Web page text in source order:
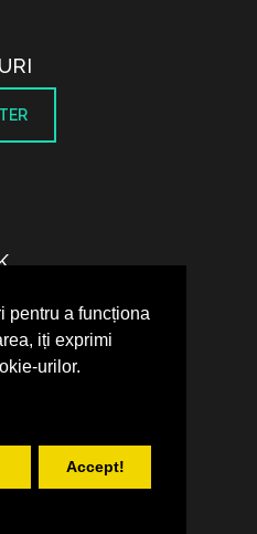
pentru a funcționa
iți exprimi
urilor.
Accept!